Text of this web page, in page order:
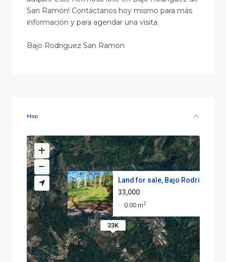
San Ramón! Contáctanos hoy mismo para más
información y para agendar una visita.
Bajo Rodriguez San Ramon
Map
33K
Land for sale, Bajo Rodriguez ...
33,000
· · 0.00 m2